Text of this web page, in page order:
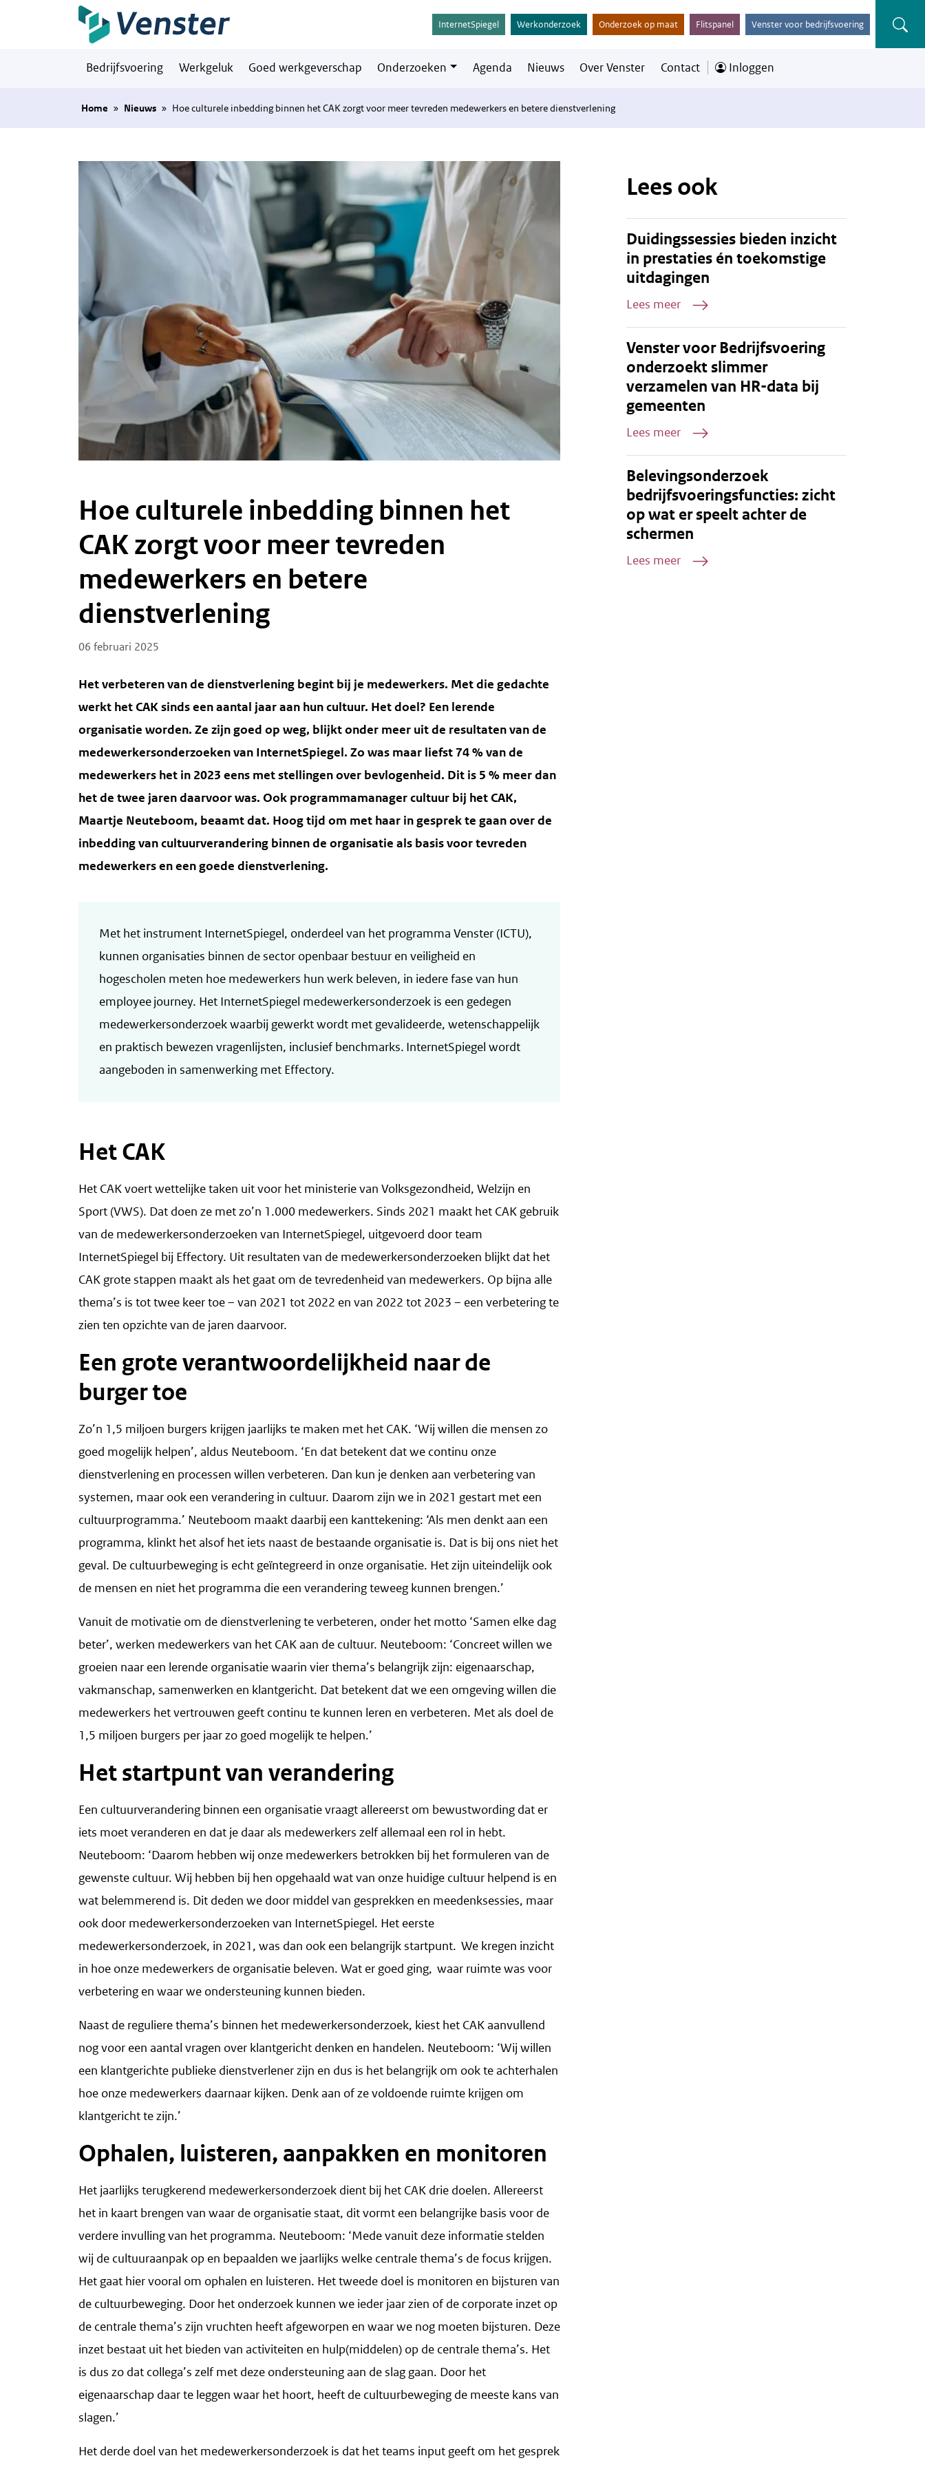
Naar hoofdinhoud
InternetSpiegel Werkonderzoek Onderzoek op maat Flitspanel Venster voor bedrijfsvoering
Bedrijfsvoering Werkgeluk Goed werkgeverschap Onderzoeken Agenda Nieuws Over Venster Contact Inloggen
Home » Nieuws » Hoe culturele inbedding binnen het CAK zorgt voor meer tevreden medewerkers en betere dienstverlening
Hoe culturele inbedding binnen het
CAK zorgt voor meer tevreden
medewerkers en betere
dienstverlening
Posted on
06 februari 2025
Het verbeteren van de dienstverlening begint bij je medewerkers. Met die gedachte
werkt het CAK sinds een aantal jaar aan hun cultuur. Het doel? Een lerende
organisatie worden. Ze zijn goed op weg, blijkt onder meer uit de resultaten van de
medewerkersonderzoeken van InternetSpiegel. Zo was maar liefst 74 % van de
medewerkers het in 2023 eens met stellingen over bevlogenheid. Dit is 5 % meer dan
het de twee jaren daarvoor was. Ook programmamanager cultuur bij het CAK,
Maartje Neuteboom, beaamt dat. Hoog tijd om met haar in gesprek te gaan over de
inbedding van cultuurverandering binnen de organisatie als basis voor tevreden
medewerkers en een goede dienstverlening.
Met het instrument InternetSpiegel, onderdeel van het programma Venster (ICTU),
kunnen organisaties binnen de sector openbaar bestuur en veiligheid en
hogescholen meten hoe medewerkers hun werk beleven, in iedere fase van hun
employee journey. Het InternetSpiegel medewerkersonderzoek is een gedegen
medewerkersonderzoek waarbij gewerkt wordt met gevalideerde, wetenschappelijk
en praktisch bewezen vragenlijsten, inclusief benchmarks. InternetSpiegel wordt
aangeboden in samenwerking met Effectory.
Het CAK
Het CAK voert wettelijke taken uit voor het ministerie van Volksgezondheid, Welzijn en
Sport (VWS). Dat doen ze met zo’n 1.000 medewerkers. Sinds 2021 maakt het CAK gebruik
van de medewerkersonderzoeken van InternetSpiegel, uitgevoerd door team
InternetSpiegel bij Effectory. Uit resultaten van de medewerkersonderzoeken blijkt dat het
CAK grote stappen maakt als het gaat om de tevredenheid van medewerkers. Op bijna alle
thema’s is tot twee keer toe – van 2021 tot 2022 en van 2022 tot 2023 – een verbetering te
zien ten opzichte van de jaren daarvoor.
Een grote verantwoordelijkheid naar de
burger toe
Zo’n 1,5 miljoen burgers krijgen jaarlijks te maken met het CAK. ‘Wij willen die mensen zo
goed mogelijk helpen’, aldus Neuteboom. ‘En dat betekent dat we continu onze
dienstverlening en processen willen verbeteren. Dan kun je denken aan verbetering van
systemen, maar ook een verandering in cultuur. Daarom zijn we in 2021 gestart met een
cultuurprogramma.’ Neuteboom maakt daarbij een kanttekening: ‘Als men denkt aan een
programma, klinkt het alsof het iets naast de bestaande organisatie is. Dat is bij ons niet het
geval. De cultuurbeweging is echt geïntegreerd in onze organisatie. Het zijn uiteindelijk ook
de mensen en niet het programma die een verandering teweeg kunnen brengen.’
Vanuit de motivatie om de dienstverlening te verbeteren, onder het motto ‘Samen elke dag
beter’, werken medewerkers van het CAK aan de cultuur. Neuteboom: ‘Concreet willen we
groeien naar een lerende organisatie waarin vier thema’s belangrijk zijn: eigenaarschap,
vakmanschap, samenwerken en klantgericht. Dat betekent dat we een omgeving willen die
medewerkers het vertrouwen geeft continu te kunnen leren en verbeteren. Met als doel de
1,5 miljoen burgers per jaar zo goed mogelijk te helpen.’
Het startpunt van verandering
Een cultuurverandering binnen een organisatie vraagt allereerst om bewustwording dat er
iets moet veranderen en dat je daar als medewerkers zelf allemaal een rol in hebt.
Neuteboom: ‘Daarom hebben wij onze medewerkers betrokken bij het formuleren van de
gewenste cultuur. Wij hebben bij hen opgehaald wat van onze huidige cultuur helpend is en
wat belemmerend is. Dit deden we door middel van gesprekken en meedenksessies, maar
ook door medewerkersonderzoeken van InternetSpiegel. Het eerste
medewerkersonderzoek, in 2021, was dan ook een belangrijk startpunt. We kregen inzicht
in hoe onze medewerkers de organisatie beleven. Wat er goed ging, waar ruimte was voor
verbetering en waar we ondersteuning kunnen bieden.
Naast de reguliere thema’s binnen het medewerkersonderzoek, kiest het CAK aanvullend
nog voor een aantal vragen over klantgericht denken en handelen. Neuteboom: ‘Wij willen
een klantgerichte publieke dienstverlener zijn en dus is het belangrijk om ook te achterhalen
hoe onze medewerkers daarnaar kijken. Denk aan of ze voldoende ruimte krijgen om
klantgericht te zijn.’
Ophalen, luisteren, aanpakken en monitoren
Het jaarlijks terugkerend medewerkersonderzoek dient bij het CAK drie doelen. Allereerst
het in kaart brengen van waar de organisatie staat, dit vormt een belangrijke basis voor de
verdere invulling van het programma. Neuteboom: ‘Mede vanuit deze informatie stelden
wij de cultuuraanpak op en bepaalden we jaarlijks welke centrale thema’s de focus krijgen.
Het gaat hier vooral om ophalen en luisteren. Het tweede doel is monitoren en bijsturen van
de cultuurbeweging. Door het onderzoek kunnen we ieder jaar zien of de corporate inzet op
de centrale thema’s zijn vruchten heeft afgeworpen en waar we nog moeten bijsturen. Deze
inzet bestaat uit het bieden van activiteiten en hulp(middelen) op de centrale thema’s. Het
is dus zo dat collega’s zelf met deze ondersteuning aan de slag gaan. Door het
eigenaarschap daar te leggen waar het hoort, heeft de cultuurbeweging de meeste kans van
slagen.’
Het derde doel van het medewerkersonderzoek is dat het teams input geeft om het gesprek
Lees ook
Duidingssessies bieden inzicht
in prestaties én toekomstige
uitdagingen
Lees meer
Venster voor Bedrijfsvoering
onderzoekt slimmer
verzamelen van HR-data bij
gemeenten
Lees meer
Belevingsonderzoek
bedrijfsvoeringsfuncties: zicht
op wat er speelt achter de
schermen
Lees meer